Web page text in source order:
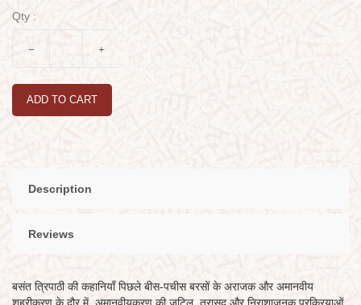
Qty :
ADD TO CART
Description
Reviews
बसंत त्रिपाठी की कहानियाँ पिछले बीस-पचीस बरसों के अराजक और अमानवीय
शहरीकरण के दौर में, अमानवीयकरण की जटिल, त्रासद और निराशाजनक प्रक्रियाओं